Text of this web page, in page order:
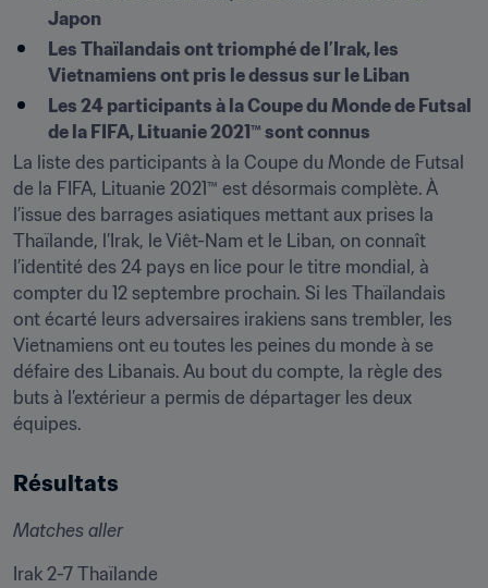
Japon
Les Thaïlandais ont triomphé de l’Irak, les
Vietnamiens ont pris le dessus sur le Liban
Les 24 participants à la Coupe du Monde de Futsal
de la FIFA, Lituanie 2021™ sont connus
La liste des participants à la Coupe du Monde de Futsal
de la FIFA, Lituanie 2021™ est désormais complète. À
l’issue des barrages asiatiques mettant aux prises la
Thaïlande, l’Irak, le Viêt-Nam et le Liban, on connaît
l’identité des 24 pays en lice pour le titre mondial, à
compter du 12 septembre prochain. Si les Thaïlandais
ont écarté leurs adversaires irakiens sans trembler, les
Vietnamiens ont eu toutes les peines du monde à se
défaire des Libanais. Au bout du compte, la règle des
buts à l’extérieur a permis de départager les deux
équipes.
Résultats
Matches aller
Irak 2-7 Thaïlande